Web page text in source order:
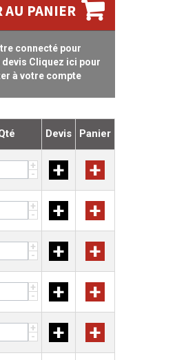
AU PANIER
connecté pour
devis Cliquez ici pour
à votre compte
Devis Panier
+
- + +
+
- + +
+
- + +
+
- + +
+
- + +